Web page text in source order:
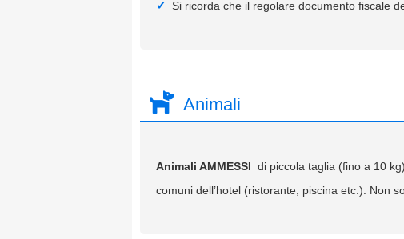
Si ricorda che il regolare documento fiscale
Animali
Animali AMMESSI di piccola taglia (fino a 10
comuni dell’hotel (ristorante, piscina etc.). Non